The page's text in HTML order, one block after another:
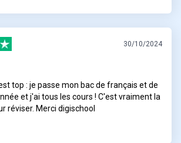
30/10/2024
top : je passe mon bac de français et de
et j'ai tous les cours ! C'est vraiment la
réviser. Merci digischool